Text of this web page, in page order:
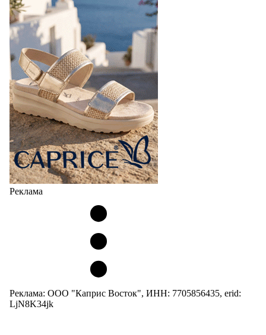
Реклама
Реклама: ООО "Каприс Восток", ИНН: 7705856435, erid:
LjN8K34jk